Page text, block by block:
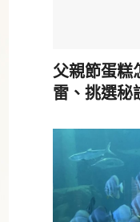
父親節蛋糕
雷、挑選秘